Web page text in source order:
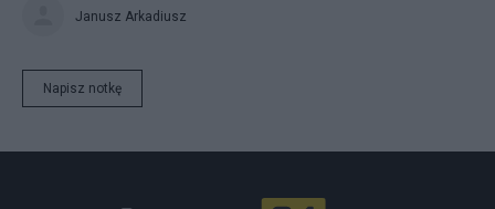
Janusz Arkadiusz
Napisz notkę